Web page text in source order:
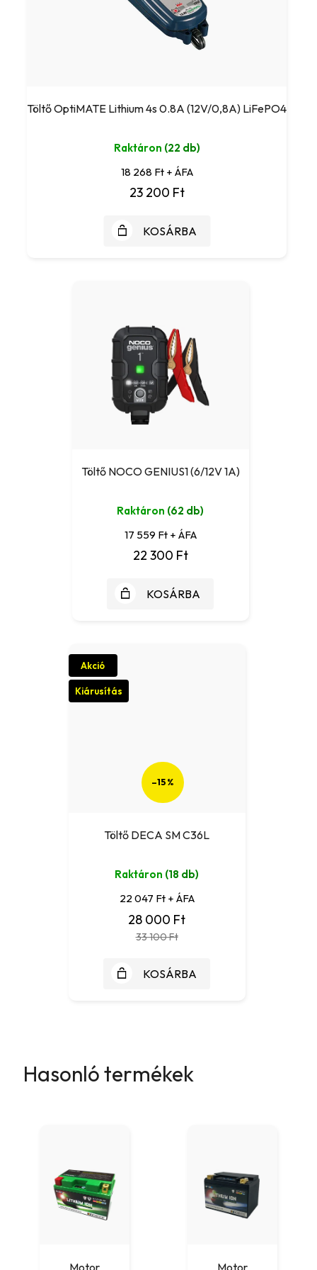
Töltő OptiMATE Lithium 4s 0.8A (12V/0,8A) LiFePO4
Raktáron (22 db)
18 268 Ft + ÁFA
23 200 Ft
KOSÁRBA
Töltő NOCO GENIUS1 (6/12V 1A)
Raktáron (62 db)
17 559 Ft + ÁFA
22 300 Ft
KOSÁRBA
Akció
Kiárusítás
Töltő DECA SM C36L
Raktáron (18 db)
22 047 Ft + ÁFA
28 000 Ft
33 100 Ft
–15 %
KOSÁRBA
Hasonló termékek